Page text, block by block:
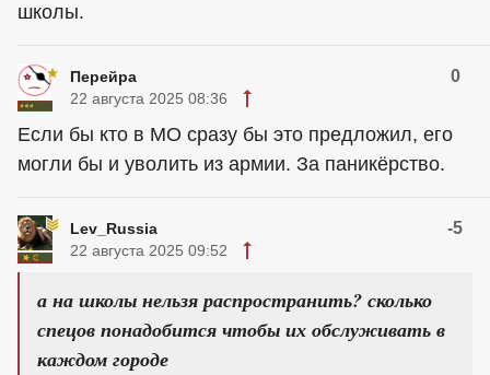
школы.
Перейра 0
22 августа 2025 08:36
Если бы кто в МО сразу бы это предложил, его
могли бы и уволить из армии. За паникёрство.
Lev_Russia -5
22 августа 2025 09:52
а на школы нельзя распространить? сколько
спецов понадобится чтобы их обслуживать в
каждом городе